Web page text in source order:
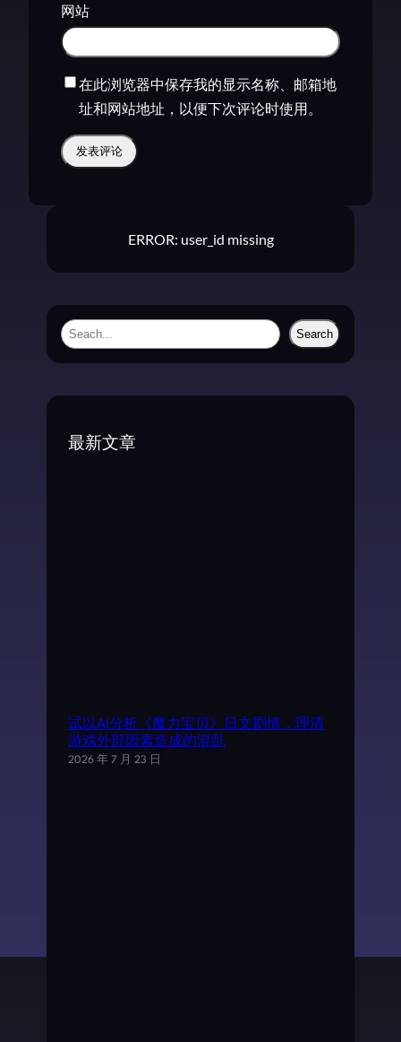
网站
在此浏览器中保存我的显示名称、邮箱地
址和网站地址，以便下次评论时使用。
ERROR: user_id missing
S
Search
最新文章
试以AI分析《魔力宝贝》日文剧情，理清
游戏外部因素造成的混乱
2026 年 7 月 23 日